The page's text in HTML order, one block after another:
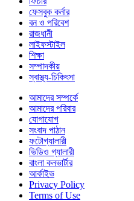
ফেসবুক কর্নার
বন ও পরিবেশ
রাজধানী
লাইফস্টাইল
শিক্ষা
সম্পাদকীয়
স্বাস্থ্য-চিকিৎসা
আমাদের সম্পর্কে
আমাদের পরিবার
যোগাযোগ
সংবাদ পাঠান
ফটোগ্যালারী
ভিডিও গ্যালারী
বাংলা কনভার্টার
আর্কাইভ
Privacy Policy
Terms of Use